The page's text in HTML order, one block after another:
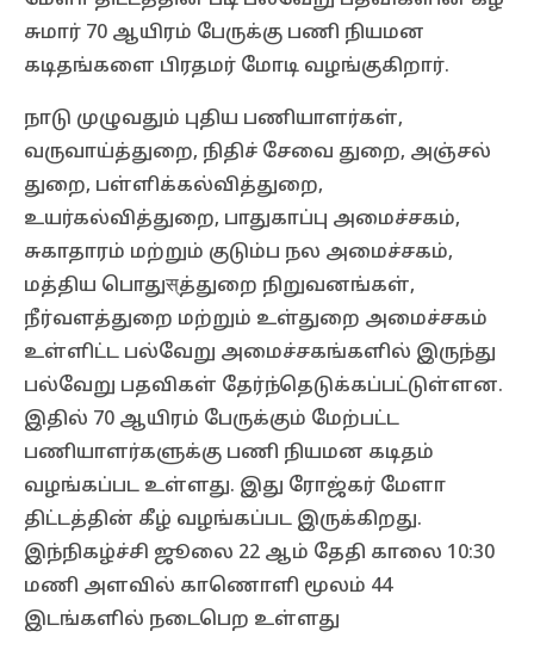
சுமார் 70 ஆயிரம் பேருக்கு பணி நியமன
கடிதங்களை பிரதமர் மோடி வழங்குகிறார்.
நாடு முழுவதும் புதிய பணியாளர்கள்,
வருவாய்த்துறை, நிதிச் சேவை துறை, அஞ்சல்
துறை, பள்ளிக்கல்வித்துறை,
உயர்கல்வித்துறை, பாதுகாப்பு அமைச்சகம்,
சுகாதாரம் மற்றும் குடும்ப நல அமைச்சகம்,
மத்திய பொதுस्த்துறை நிறுவனங்கள்,
நீர்வளத்துறை மற்றும் உள்துறை அமைச்சகம்
உள்ளிட்ட பல்வேறு அமைச்சகங்களில் இருந்து
பல்வேறு பதவிகள் தேர்ந்தெடுக்கப்பட்டுள்ளன.
இதில் 70 ஆயிரம் பேருக்கும் மேற்பட்ட
பணியாளர்களுக்கு பணி நியமன கடிதம்
வழங்கப்பட உள்ளது. இது ரோஜ்கர் மேளா
திட்டத்தின் கீழ் வழங்கப்பட இருக்கிறது.
இந்நிகழ்ச்சி ஜூலை 22 ஆம் தேதி காலை 10:30
மணி அளவில் காணொளி மூலம் 44
இடங்களில் நடைபெற உள்ளது